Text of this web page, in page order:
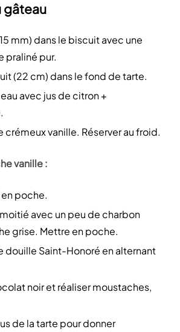
gâteau
mm) dans le biscuit avec une
praliné pur.
(22 cm) dans le fond de tarte.
avec jus de citron +
crémeux vanille. Réserver au froid.
vanille :
poche.
avec un peu de charbon
grise. Mettre en poche.
douille Saint-Honoré en alternant
noir et réaliser moustaches,
de la tarte pour donner